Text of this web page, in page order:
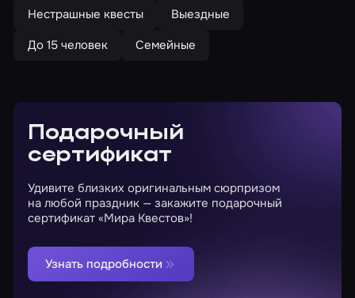
Нестрашные квесты
Выездные
До 15 человек
Семейные
Подарочный
сертификат
Удивите близких оригинальным сюрпризом
на любой праздник — закажите подарочный
сертификат «Мира Квестов»!
Узнать подробности